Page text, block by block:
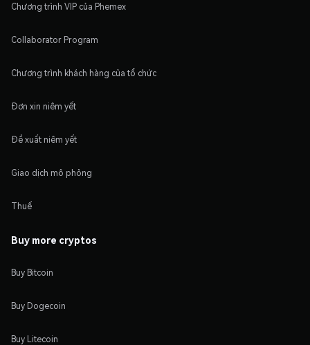
Chương trình VIP của Phemex
Collaborator Program
Chương trình khách hàng của tổ chức
Đơn xin niêm yết
Đề xuất niêm yết
Giao dịch mô phỏng
Thuế
Buy more cryptos
Buy Bitcoin
Buy Dogecoin
Buy Litecoin